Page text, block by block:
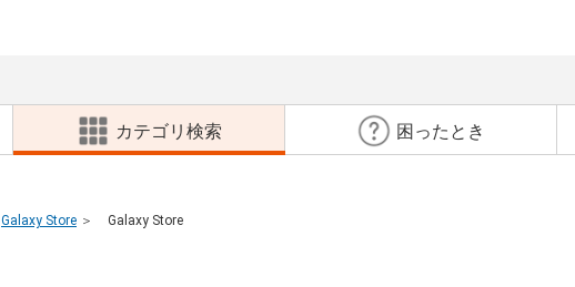
カテゴリ検索 困ったとき
Galaxy Store Galaxy Store